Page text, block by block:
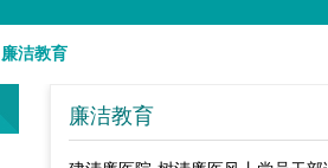
廉洁教育
廉洁教育